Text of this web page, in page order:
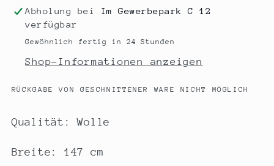
Abholung bei Im Gewerbepark C 12
verfügbar
Gewöhnlich fertig in 24 Stunden
Shop-Informationen anzeigen
RÜCKGABE VON GESCHNITTENER WARE NICHT MÖGLICH
Qualität: Wolle
Breite: 147 cm